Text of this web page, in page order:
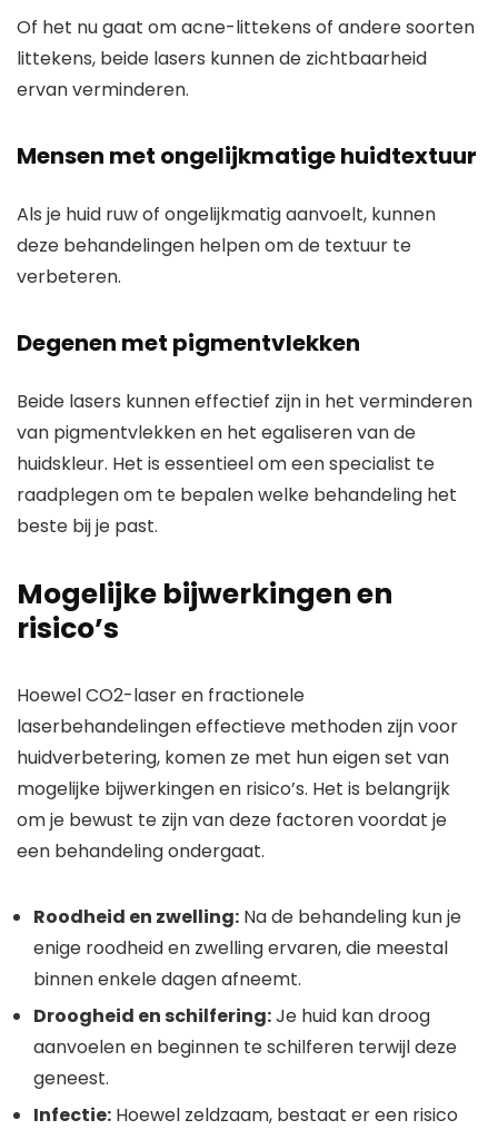
Of het nu gaat om acne-littekens of andere soorten
littekens, beide lasers kunnen de zichtbaarheid
ervan verminderen.
Mensen met ongelijkmatige huidtextuur
Als je huid ruw of ongelijkmatig aanvoelt, kunnen
deze behandelingen helpen om de textuur te
verbeteren.
Degenen met pigmentvlekken
Beide lasers kunnen effectief zijn in het verminderen
van pigmentvlekken en het egaliseren van de
huidskleur. Het is essentieel om een specialist te
raadplegen om te bepalen welke behandeling het
beste bij je past.
Mogelijke bijwerkingen en
risico’s
Hoewel CO2-laser en fractionele
laserbehandelingen effectieve methoden zijn voor
huidverbetering, komen ze met hun eigen set van
mogelijke bijwerkingen en risico’s. Het is belangrijk
om je bewust te zijn van deze factoren voordat je
een behandeling ondergaat.
Roodheid en zwelling: Na de behandeling kun je
enige roodheid en zwelling ervaren, die meestal
binnen enkele dagen afneemt.
Droogheid en schilfering:Je huid kan droog
aanvoelen en beginnen te schilferen terwijl deze
geneest.
Infectie: Hoewel zeldzaam, bestaat er een risico